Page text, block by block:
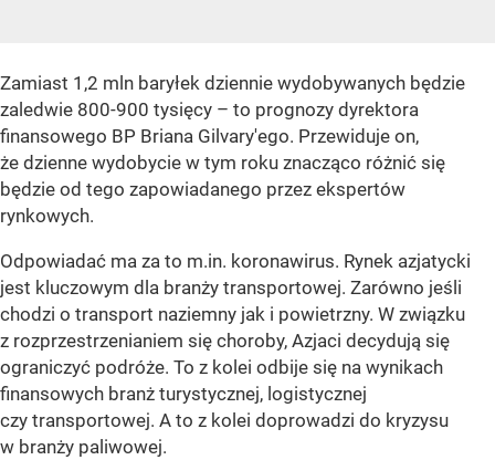
Zamiast 1,2 mln baryłek dziennie wydobywanych będzie
zaledwie 800-900 tysięcy – to prognozy dyrektora
finansowego BP Briana Gilvary'ego. Przewiduje on,
że dzienne wydobycie w tym roku znacząco różnić się
będzie od tego zapowiadanego przez ekspertów
rynkowych.
Odpowiadać ma za to m.in. koronawirus. Rynek azjatycki
jest kluczowym dla branży transportowej. Zarówno jeśli
chodzi o transport naziemny jak i powietrzny. W związku
z rozprzestrzenianiem się choroby, Azjaci decydują się
ograniczyć podróże. To z kolei odbije się na wynikach
finansowych branż turystycznej, logistycznej
czy transportowej. A to z kolei doprowadzi do kryzysu
w branży paliwowej.